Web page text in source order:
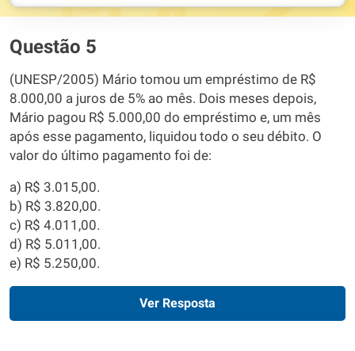
Questão 5
(UNESP/2005) Mário tomou um empréstimo de R$
8.000,00 a juros de 5% ao mês. Dois meses depois,
Mário pagou R$ 5.000,00 do empréstimo e, um mês
após esse pagamento, liquidou todo o seu débito. O
valor do último pagamento foi de:
a) R$ 3.015,00.
b) R$ 3.820,00.
c) R$ 4.011,00.
d) R$ 5.011,00.
e) R$ 5.250,00.
Ver Resposta